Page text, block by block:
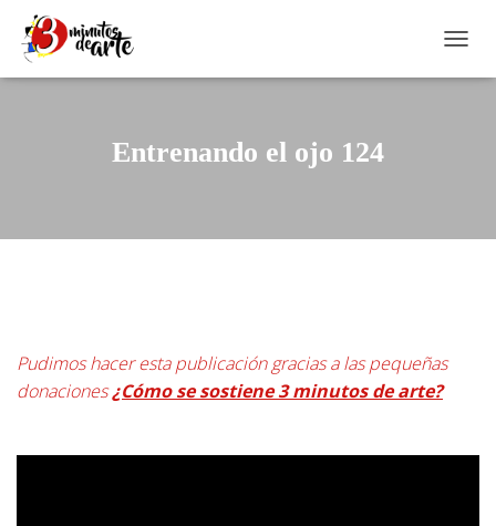
Entrenando el ojo 124
Pudimos hacer esta publicación gracias a las pequeñas
donaciones¿Cómo se sostiene 3 minutos de arte?